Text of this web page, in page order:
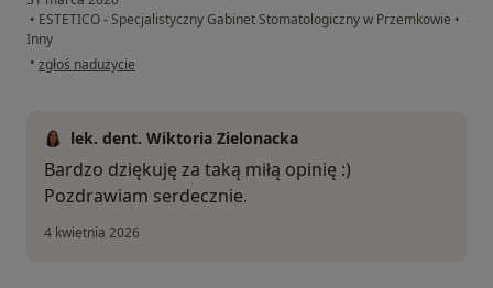
• ESTETICO - Specjalistyczny Gabinet Stomatologiczny w Przemkowie •
Inny
• w opinii użytkownika Anna W.
zgłoś nadużycie
lek. dent. Wiktoria Zielonacka
Bardzo dziękuję za taką miłą opinię :)
Pozdrawiam serdecznie.
4 kwietnia 2026